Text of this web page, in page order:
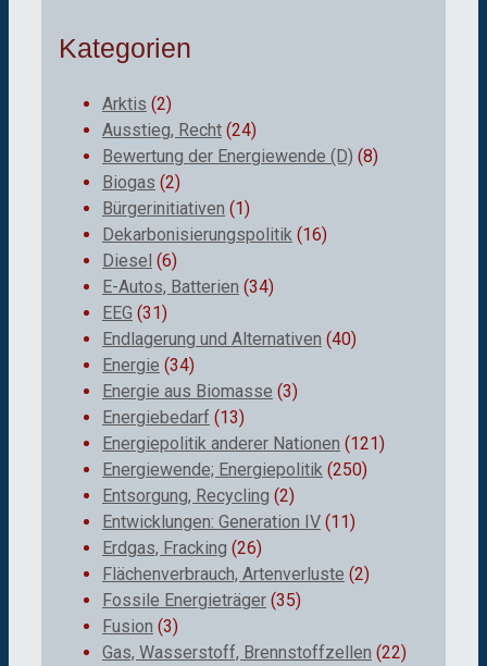
Kategorien
Arktis (2)
Ausstieg, Recht (24)
Bewertung der Energiewende (D) (8)
Biogas (2)
Bürgerinitiativen (1)
Dekarbonisierungspolitik (16)
Diesel (6)
E-Autos, Batterien (34)
EEG (31)
Endlagerung und Alternativen (40)
Energie (34)
Energie aus Biomasse (3)
Energiebedarf (13)
Energiepolitik anderer Nationen (121)
Energiewende; Energiepolitik (250)
Entsorgung, Recycling (2)
Entwicklungen: Generation IV (11)
Erdgas, Fracking (26)
Flächenverbrauch, Artenverluste (2)
Fossile Energieträger (35)
Fusion (3)
Gas, Wasserstoff, Brennstoffzellen (22)